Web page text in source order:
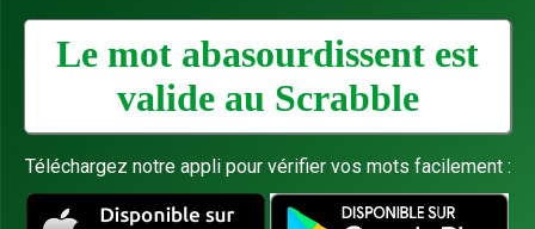
Le mot abasourdissent est
valide au Scrabble
Téléchargez notre appli pour vérifier vos mots facilement :